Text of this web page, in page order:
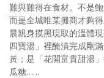
難與難得在食材。不是
而是全城唯某攤商才夠
晨親身摸黑現取的溫體
四寶湯」裡醃漬完成剛
黃；是「花開富貴甜湯
瓜糖……